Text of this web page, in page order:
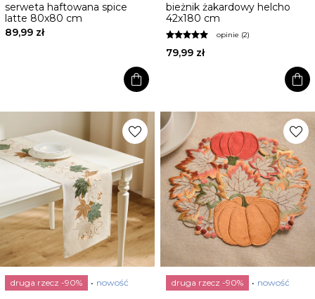
serweta haftowana spice
latte 80x80 cm
89,99 zł
shopping_bag
bieżnik żakardowy helcho
42x180 cm
opinie (2)
79,99 zł
shopping_bag
favorite
druga rzecz -90% nowość
favorite
druga rzecz -90% nowość